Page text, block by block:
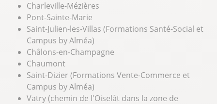
Charleville-Mézières
Pont-Sainte-Marie
Saint-Julien-les-Villas (Formations Santé-Social et
Campus by Alméa)
Châlons-en-Champagne
Chaumont
Saint-Dizier (Formations Vente-Commerce et
Campus by Alméa)
Vatry (chemin de l'Oiselât dans la zone de